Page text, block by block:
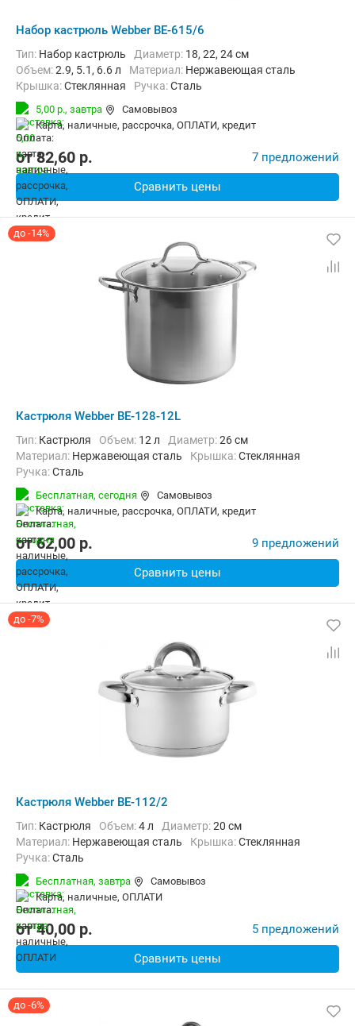
Набор кастрюль Webber BE-615/6
Тип: Набор кастрюль диаметр: 18, 22, 24 см
объем:2.9, 5.1, 6.6 л материал: Нержавеющая сталь
крышка:Стеклянная ручка:Сталь
5,00 р., завтра
Самовывоз
карта, наличные, рассрочка, ОПЛАТИ, кредит
от82,60 p. 7 предложений
Сравнить цены
до -14%
Кастрюля Webber BE-128-12L
Тип: Кастрюля Объем: 12 л Диаметр:26 см
материал: Нержавеющая сталь крышка:Стеклянная
ручка:Сталь
Бесплатная, сегодня
Самовывоз
карта, наличные, рассрочка, ОПЛАТИ, кредит
от62,00 p. 9 предложений
Сравнить цены
до -7%
Кастрюля Webber BE-112/2
Тип: Кастрюля Объем:4 л Диаметр:20 см
материал: Нержавеющая сталь крышка:Стеклянная
ручка:Сталь
Бесплатная, завтра
Самовывоз
карта, наличные, ОПЛАТИ
от40,00 p. 5 предложений
Сравнить цены
до -6%